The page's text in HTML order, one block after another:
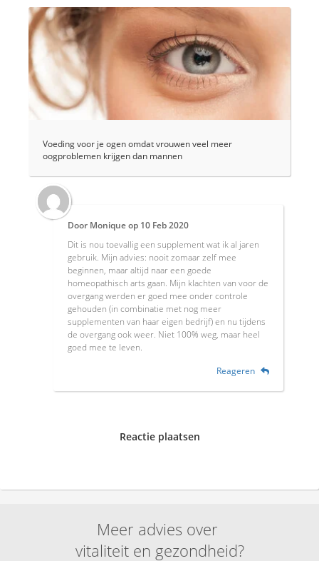
Voeding voor je ogen omdat vrouwen veel meer
oogproblemen krijgen dan mannen
Door Moniqueop 10 Feb 2020
Dit is nou toevallig een supplement wat ik al jaren
gebruik. Mijn advies: nooit zomaar zelf mee
beginnen, maar altijd naar een goede
homeopathisch arts gaan. Mijn klachten van voor de
overgang werden er goed mee onder controle
gehouden (in combinatie met nog meer
supplementen van haar eigen bedrijf) en nu tijdens
de overgang ook weer. Niet 100% weg, maar heel
goed mee te leven.
Reageren
Reactie plaatsen
Meer advies over
vitaliteit en gezondheid?